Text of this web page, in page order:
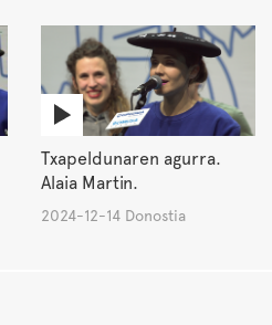
Txapeldunaren agurra.
Alaia Martin.
2024-12-14 Donostia